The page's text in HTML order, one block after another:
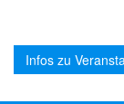
Infos zu